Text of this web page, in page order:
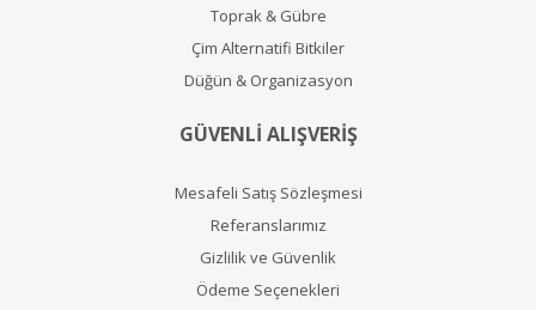
Toprak & Gübre
Çim Alternatifi Bitkiler
Düğün & Organizasyon
GÜVENLİ ALIŞVERİŞ
Mesafeli Satış Sözleşmesi
Referanslarımız
Gizlilik ve Güvenlik
Ödeme Seçenekleri